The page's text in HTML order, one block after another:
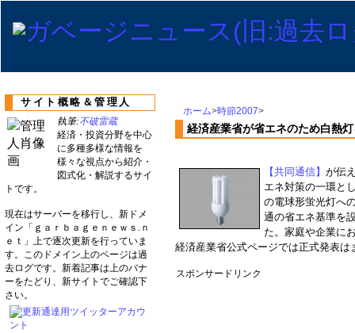
ホーム>時節2007>
経済産業省が省エネのため白熱
【共同通信】 が伝
エネ対策の一環と
の電球形蛍光灯へ
通の省エネ基準を
た。家庭や企業に
経済産業省公式ページでは正式発表は
スポンサードリンク
サイト概略＆管理人
執筆:不破雷蔵
経済・投資分野を中心
に多種多様な情報を
様々な視点から紹介・
図式化・解説するサイ
トです。
現在はサーバーを移行し、新ドメ
イン「ｇａｒｂａｇｅｎｅｗｓ.ｎ
ｅｔ」上で逐次更新を行っていま
す。このドメイン上のページは過
去ログです。新着記事は上のバナ
ーをたどり、新サイトでご確認下
さい。